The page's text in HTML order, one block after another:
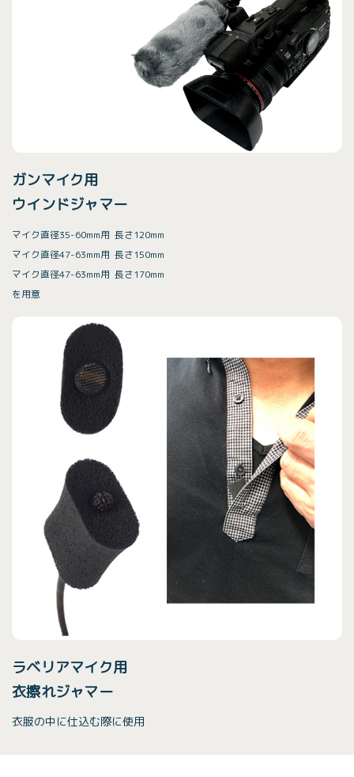
ガンマイク用
ウインドジャマー
マイク直径35-60mm用 長さ120mm
マイク直径47-63mm用 長さ150mm
マイク直径47-63mm用 長さ170mm
を用意
ラベリアマイク用
衣擦れジャマー
衣服の中に仕込む際に使用